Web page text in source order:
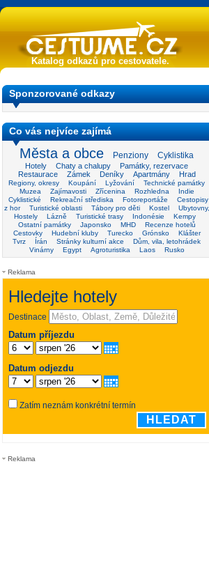
Katalog odkazů pro cestovatele.
Sponzorované odkazy
Co vás nejvíce zajímá
Města a obce Penziony Cyklistika
Hotely Chaty a chalupy
Památky, rezervace
Restaurace
Zámek Deníky Apartmány Hrad
Regiony, okresy Koupání Lyžování
Technické památky
Muzea
Zajímavosti Zřícenina Rozhledna
Indie
Cyklistické
Rekreační střediska Fotoreportáže
Cestopisy
z hor
Turistické oblasti Tábory pro děti Kostel
Ubytovny,
Hostely
Lázně Turistické trasy Indonésie
Kempy
Ostatní památky
Japonsko MHD
Recenze hotelů
Cestovky
Hudební kluby Turecko Grónsko
Klášter
Tvrz
Írán Stránky kulturní akce
Dům, vila, letohrádek
Vinárny
Egypt Agroturistika Laos Rusko
Reklama
Reklama